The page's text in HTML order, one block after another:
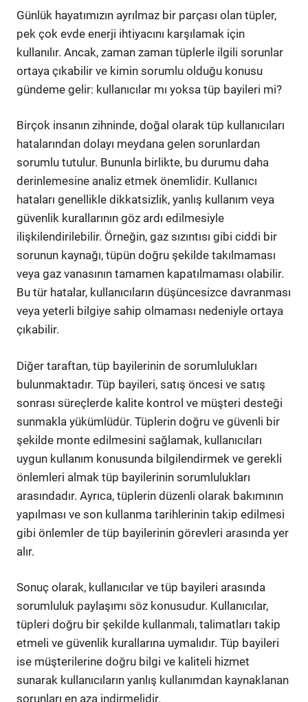
Günlük hayatımızın ayrılmaz bir parçası olan tüpler,
pek çok evde enerji ihtiyacını karşılamak için
kullanılır. Ancak, zaman zaman tüplerle ilgili sorunlar
ortaya çıkabilir ve kimin sorumlu olduğu konusu
gündeme gelir: kullanıcılar mı yoksa tüp bayileri mi?
Birçok insanın zihninde, doğal olarak tüp kullanıcıları
hatalarından dolayı meydana gelen sorunlardan
sorumlu tutulur. Bununla birlikte, bu durumu daha
derinlemesine analiz etmek önemlidir. Kullanıcı
hataları genellikle dikkatsizlik, yanlış kullanım veya
güvenlik kurallarının göz ardı edilmesiyle
ilişkilendirilebilir. Örneğin, gaz sızıntısı gibi ciddi bir
sorunun kaynağı, tüpün doğru şekilde takılmaması
veya gaz vanasının tamamen kapatılmaması olabilir.
Bu tür hatalar, kullanıcıların düşüncesizce davranması
veya yeterli bilgiye sahip olmaması nedeniyle ortaya
çıkabilir.
Diğer taraftan, tüp bayilerinin de sorumlulukları
bulunmaktadır. Tüp bayileri, satış öncesi ve satış
sonrası süreçlerde kalite kontrol ve müşteri desteği
sunmakla yükümlüdür. Tüplerin doğru ve güvenli bir
şekilde monte edilmesini sağlamak, kullanıcıları
uygun kullanım konusunda bilgilendirmek ve gerekli
önlemleri almak tüp bayilerinin sorumlulukları
arasındadır. Ayrıca, tüplerin düzenli olarak bakımının
yapılması ve son kullanma tarihlerinin takip edilmesi
gibi önlemler de tüp bayilerinin görevleri arasında yer
alır.
Sonuç olarak, kullanıcılar ve tüp bayileri arasında
sorumluluk paylaşımı söz konusudur. Kullanıcılar,
tüpleri doğru bir şekilde kullanmalı, talimatları takip
etmeli ve güvenlik kurallarına uymalıdır. Tüp bayileri
ise müşterilerine doğru bilgi ve kaliteli hizmet
sunarak kullanıcıların yanlış kullanımdan kaynaklanan
sorunları en aza indirmelidir.